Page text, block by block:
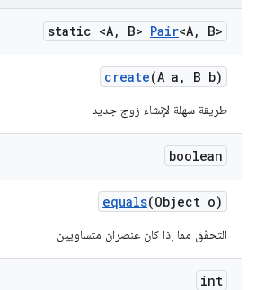
static <A, B> Pair<A, B>
create(A a , B b)
طريقة سهلة لإنشاء زوج جديد
boolean
equals(Object o)
التحقّق مما إذا كان عنصران متساويين
int